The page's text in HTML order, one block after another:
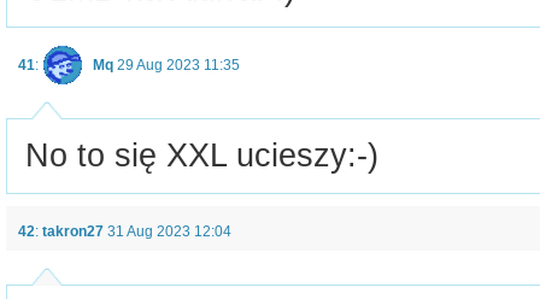
41: Mq 29 Aug 2023 11:35
No to się XXL ucieszy:-)
42: takron27 31 Aug 2023 12:04